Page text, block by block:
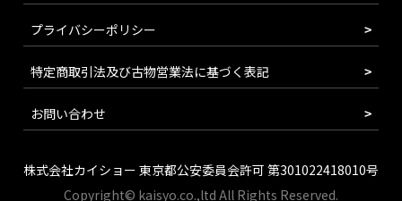
プライバシーポリシー
特定商取引法及び古物営業法に基づく表記
お問い合わせ
株式会社カイショー 東京都公安委員会許可 第301022418010号
Copyright© kaisyo.co.,ltd All Rights Reserved.